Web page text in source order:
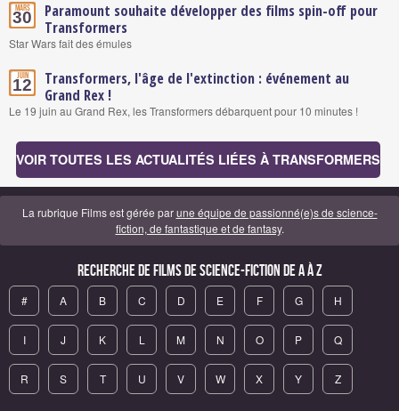
Mars
30
Paramount souhaite développer des films spin-off pour
Transformers
Star Wars fait des émules
Juin
12
Transformers, l'âge de l'extinction : événement au
Grand Rex !
Le 19 juin au Grand Rex, les Transformers débarquent pour 10 minutes !
VOIR TOUTES LES ACTUALITÉS LIÉES À TRANSFORMERS
La rubrique Films est gérée parune équipe de passionné(e)s de science-
fiction, de fantastique et de fantasy.
Recherche de Films de science-fiction de A à Z
# A B C D E F G H
I J K L M N O P Q
R S T U V W X Y Z